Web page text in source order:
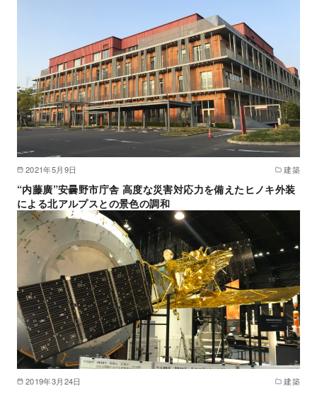
2021年5月9日 建築
“内藤廣”安曇野市庁舎 高度な災害対応力を備えたヒノキ外装
による北アルプスとの景色の調和
2019年3月24日 建築